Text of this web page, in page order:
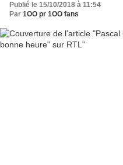
Publié le 15/10/2018 à 11:54
Par 1OO pr 1OO fans